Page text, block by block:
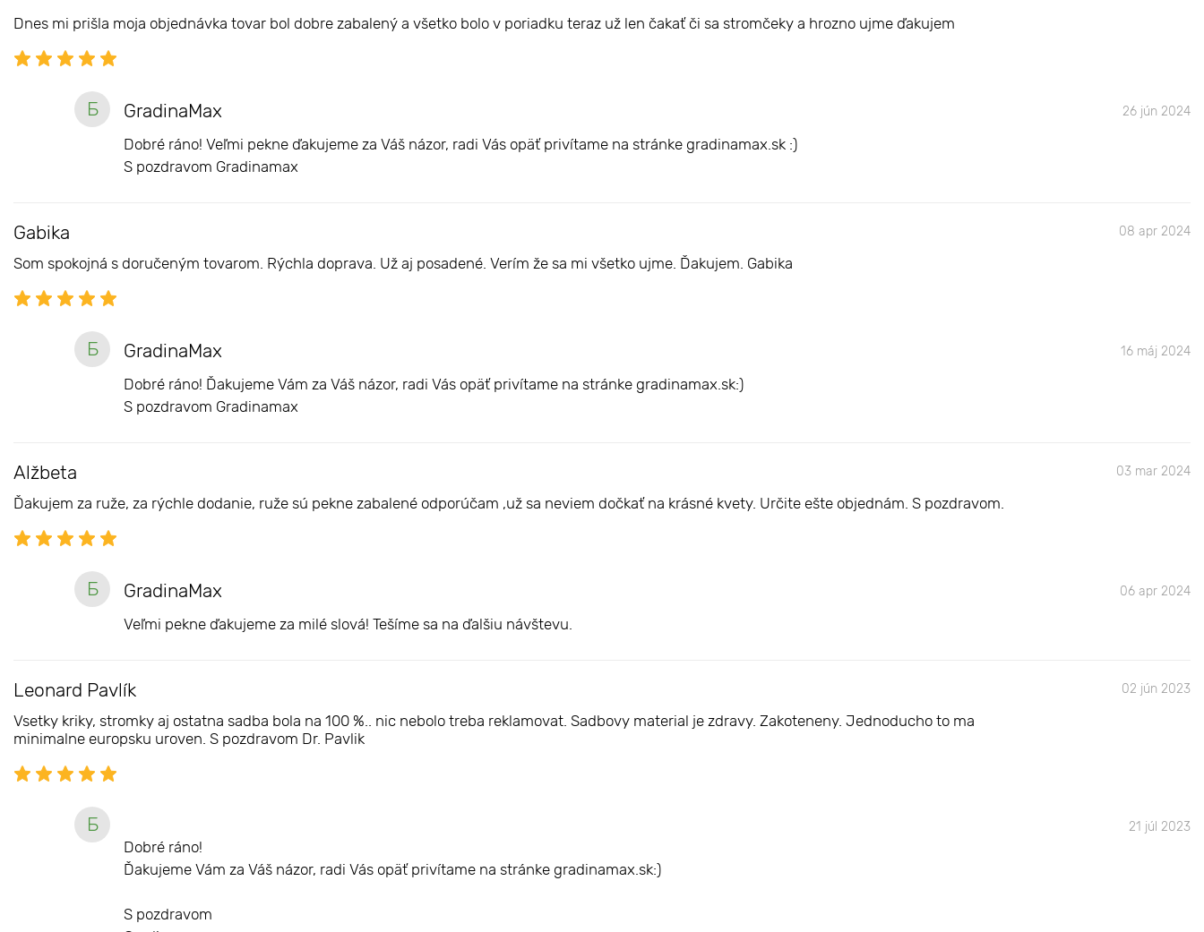
Dnes mi prišla moja objednávka tovar bol dobre zabalený a všetko bolo v poriadku teraz už len čakať či sa stromčeky a hrozno ujme ďakujem
Б GradinaMax 26 jún 2024
Dobré ráno! Veľmi pekne ďakujeme za Váš názor, radi Vás opäť privítame na stránke gradinamax.sk :)
S pozdravom Gradinamax
Gabika 08 apr 2024
Som spokojná s doručeným tovarom. Rýchla doprava. Už aj posadené. Verím že sa mi všetko ujme. Ďakujem. Gabika
Б GradinaMax 16 máj 2024
Dobré ráno! Ďakujeme Vám za Váš názor, radi Vás opäť privítame na stránke gradinamax.sk:)
S pozdravom Gradinamax
Alžbeta 03 mar 2024
Ďakujem za ruže, za rýchle dodanie, ruže sú pekne zabalené odporúčam ,už sa neviem dočkať na krásné kvety. Určite ešte objednám. S pozdravom.
Б GradinaMax 06 apr 2024
Veľmi pekne ďakujeme za milé slová! Tešíme sa na ďalšiu návštevu.
Leonard Pavlík 02 jún 2023
Vsetky kriky, stromky aj ostatna sadba bola na 100 %.. nic nebolo treba reklamovat. Sadbovy material je zdravy. Zakoteneny. Jednoducho to ma
minimalne europsku uroven. S pozdravom Dr. Pavlik
Б 21 júl 2023
Dobré ráno!
Ďakujeme Vám za Váš názor, radi Vás opäť privítame na stránke gradinamax.sk:)
S pozdravom